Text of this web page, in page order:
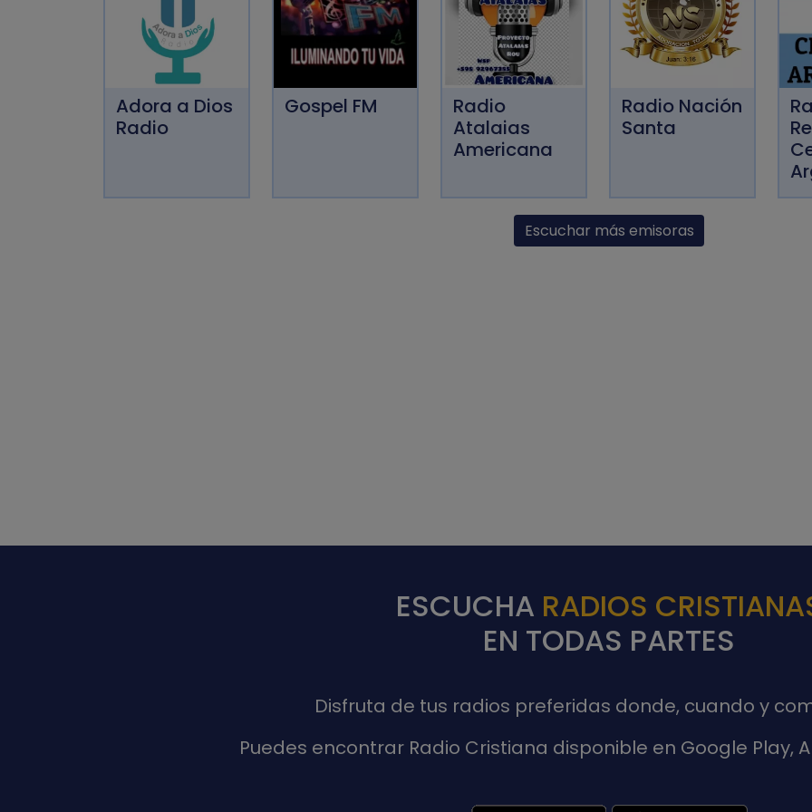
Adora a Dios
Radio
Gospel FM
Radio
Atalaias
Americana
Radio Nación
Santa
Escuchar más emisoras
ESCUCHA RADIOS
EN TODAS PARTES
Disfruta de tus radios preferidas donde, cuando y
Puedes encontrar Radio Cristiana disponible en Google Play,